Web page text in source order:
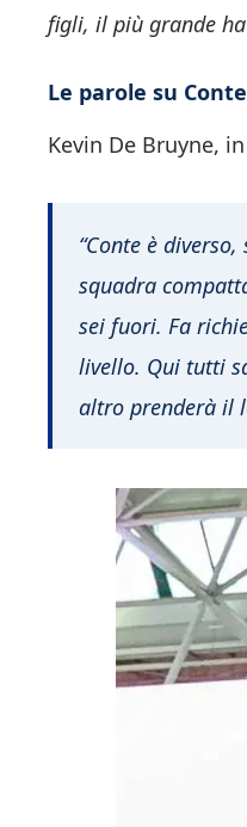
figli, il più grande
Le parole su
Kevin De Bruyne,
“Conte è
squadra
sei fuori. Fa
livello. Qui tutti
altro prenderà il